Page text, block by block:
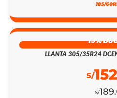
185/
19%
LLANTA 305/35R24
S/
S/